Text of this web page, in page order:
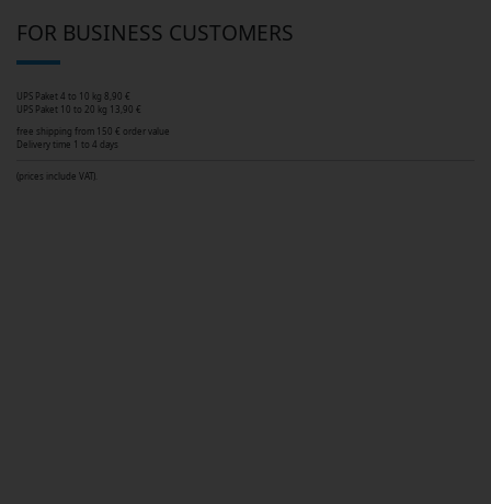
FOR BUSINESS CUSTOMERS
UPS Paket 4 to 10 kg 8,90 €
UPS Paket 10 to 20 kg 13,90 €
free shipping from 150 € order value
Delivery time 1 to 4 days
(prices include VAT).